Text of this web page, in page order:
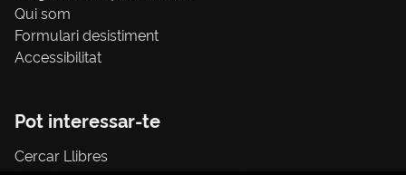
Qui som
Formulari desistiment
Accessibilitat
Pot interessar-te
Cercar Llibres